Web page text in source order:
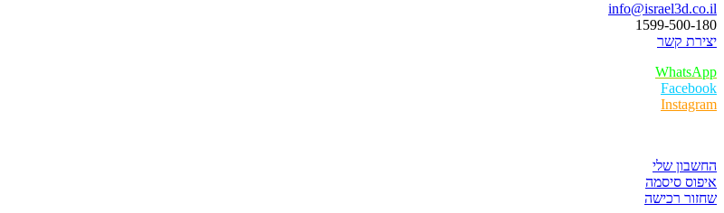
info@israel3d.co.il
1599-500-180
יצירת קשר
WhatsApp
Facebook
Instagram
החשבון שלי
איפוס סיסמה
שחזור רכישה